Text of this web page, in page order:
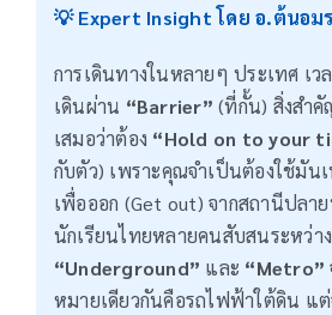
💡 Expert Insight โดย อ.ต้นอม
การเดินทางในหลายๆ ประเทศ เว
เดินผ่าน “Barrier” (ที่กั้น) สิ่งสำคั
เสมอว่าต้อง “Hold on to your
กับตัว) เพราะคุณจำเป็นต้องใช้มัน
เพื่อออก (Get out) จากสถานีปลา
นักเรียนไทยหลายคนสับสนระหว่าง
“Underground” และ “Metro”
หมายเดียวกันคือรถไฟฟ้าใต้ดิน แต่